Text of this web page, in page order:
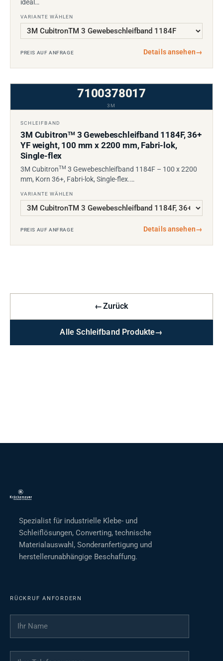
ideal…
VARIANTE WÄHLEN
PREIS AUF ANFRAGE Details ansehen→
7100378017
3M
SCHLEIFBAND
3M CubitronTM3 Gewebeschleifband 1184F, 36+
YF weight, 100 mm x 2200 mm, Fabri-lok,
Single-flex
3M CubitronTM 3 Gewebeschleifband 1184F – 100 x 2200
mm, Korn 36+, Fabri-lok, Single-flex.…
VARIANTE WÄHLEN
PREIS AUF ANFRAGE Details ansehen→
←Zurück
Alle Schleifband Produkte→
Spezialist für industrielle Klebe- und
Schleiflösungen, Converting, technische
Materialauswahl, Sonderanfertigung und
herstellerunabhängige Beschaffung.
RÜCKRUF ANFORDERN
Ihr Name
Ihre Telefonnummer